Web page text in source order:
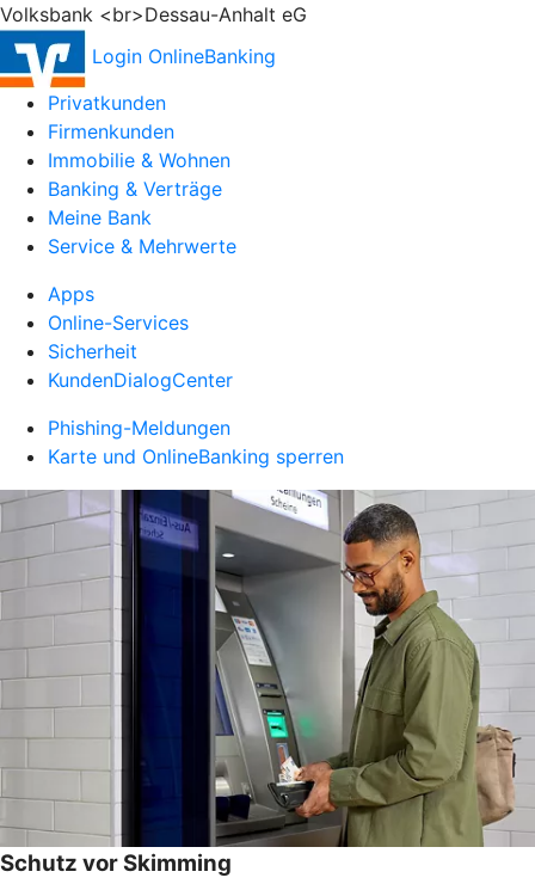
Volksbank <br>Dessau-Anhalt eG
Login OnlineBanking
Privatkunden
Firmenkunden
Immobilie & Wohnen
Banking & Verträge
Meine Bank
Service & Mehrwerte
Apps
Online-Services
Sicherheit
KundenDialogCenter
Phishing-Meldungen
Karte und OnlineBanking sperren
Schutz vor Skimming